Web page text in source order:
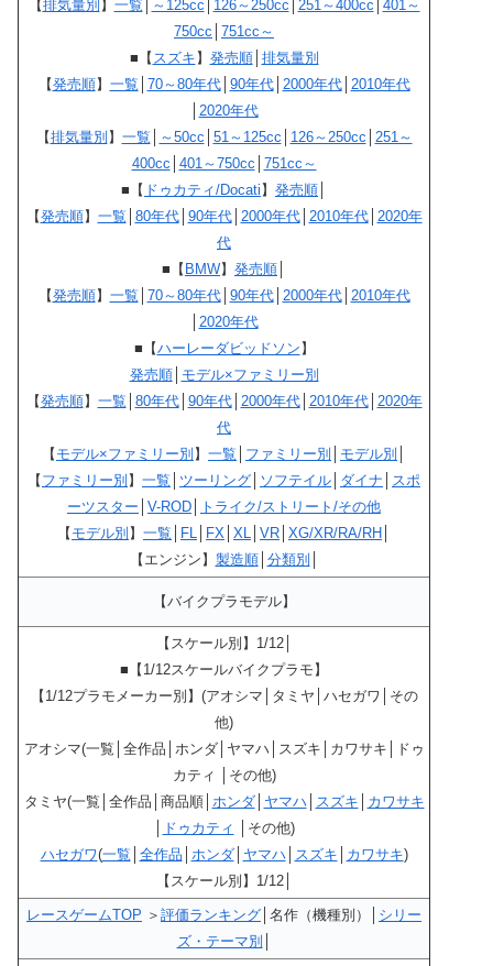
【排気量別 】 一覧 ～125cc 126～250cc 251～400cc 401～
750cc 751cc～
■【 スズキ 】 発売順│ 排気量別
【発売順】 一覧 70～80年代│ 90年代│ 2000年代│ 2010年代
2020年代
【排気量別 】 一覧 ～50cc 51～125cc 126～250cc 251～
400cc 401～750cc 751cc～
■【 ドゥカティ/Docati 】 発売順
【発売順】 一覧 80年代│ 90年代│ 2000年代│ 2010年代│ 2020年
代
■【 BMW】 発売順
【発売順】 一覧 70～80年代│ 90年代│ 2000年代│ 2010年代
2020年代
■【ハーレーダビッドソン 】
発売順│ モデル×ファミリー別
【発売順】 一覧 80年代│ 90年代│ 2000年代│ 2010年代│ 2020年
代
【 モデル×ファミリー別 】 一覧 ファミリー別 モデル別
【 ファミリー別 】 一覧 ツーリング ソフテイル ダイナ
スポ
ーツスター V-ROD
トライク/ストリート/その他
【 モデル別 】 一覧 FL FX XL VR XG/XR/RA/RH
【エンジン】 製造順│ 分類別
【バイクプラモデル】
【スケール別】1/12│
■【1/12スケールバイクプラモ】
【1/12プラモメーカー別】(アオシマ│タミヤ│ハセガワ│その
他)
アオシマ(一覧│全作品│ホンダ│ヤマハ│スズキ│カワサキ│ドゥ
カティ │その他)
タミヤ(一覧│全作品│商品順│ ホンダ│ ヤマハ スズキ
カワサキ
ドゥカティ │その他)
ハセガワ(一覧 全作品 ホンダ│ ヤマハ スズキ カワサキ)
【スケール別】1/12│
レースゲームTOP ＞ 評価ランキング │名作（機種別）│ シリー
ズ・テーマ別